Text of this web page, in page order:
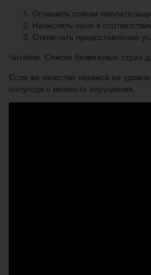
Оглашать списки
Начислять пени в
Отключать предоставление
Читайте Список безвизовых стран
Если же качество сервиса не
полугода с момента нарушения.